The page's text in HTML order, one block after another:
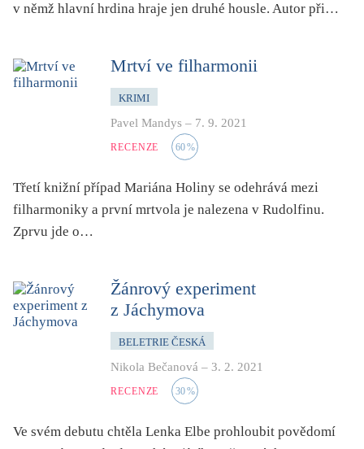
v němž hlavní hrdina hraje jen druhé housle. Autor při…
Mrtví ve filharmonii
KRIMI
Pavel Mandys – 7. 9. 2021
RECENZE 60%
Třetí knižní případ Mariána Holiny se odehrává mezi
filharmoniky a první mrtvola je nalezena v Rudolfinu.
Zprvu jde o…
Žánrový experiment
z Jáchymova
BELETRIE ČESKÁ
Nikola Bečanová – 3. 2. 2021
RECENZE 30%
Ve svém debutu chtěla Lenka Elbe prohloubit povědomí